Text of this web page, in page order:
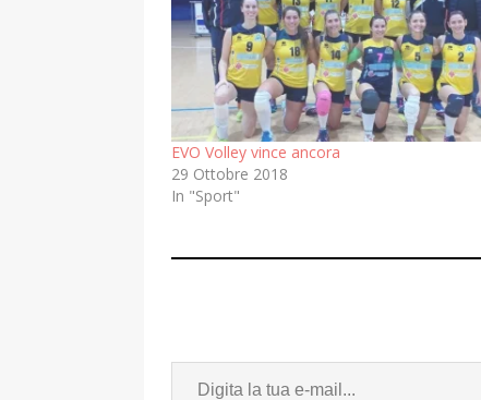
EVO Volley vince ancora
29 Ottobre 2018
In "Sport"